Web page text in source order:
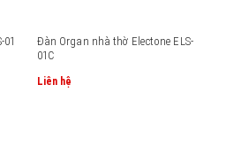
Đàn Organ nhà thờ Electone ELS-
01C
Liên hệ